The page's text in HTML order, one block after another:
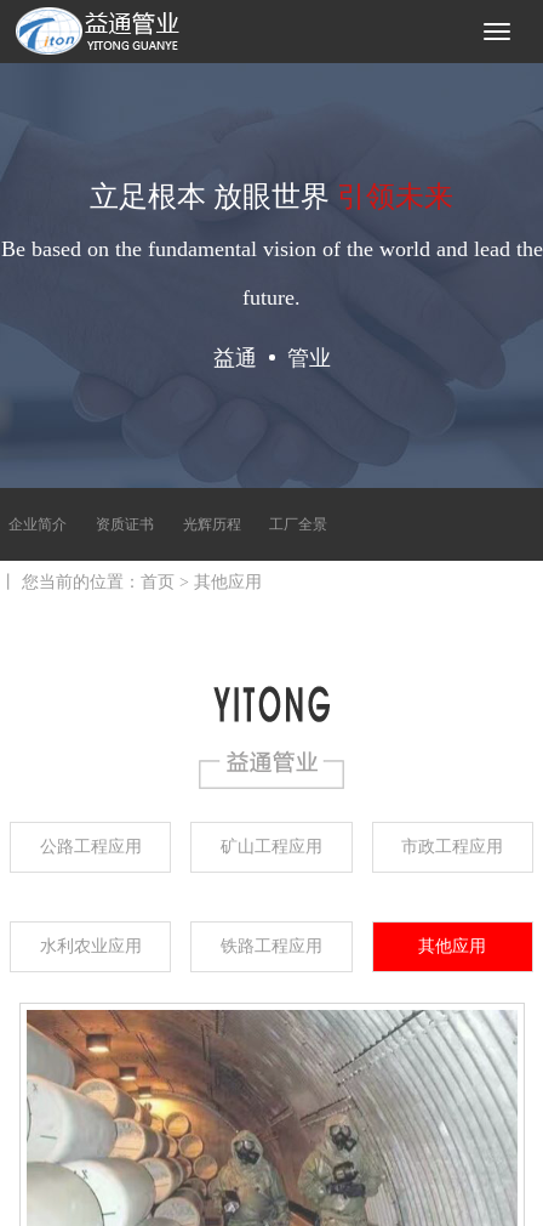
立足根本 放眼世界 引领未来
Be based on the fundamental vision of the world and lead the
future.
益通 管业
企业简介 资质证书 光辉历程 工厂全景
丨 您当前的位置： 首页 > 其他应用
公路工程应用 矿山工程应用 市政工程应用
水利农业应用 铁路工程应用 其他应用